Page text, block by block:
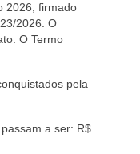
2026, firmado
2026. O
O Termo
pela
a ser: R$